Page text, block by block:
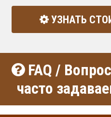
УЗНАТЬ
FAQ /
часто